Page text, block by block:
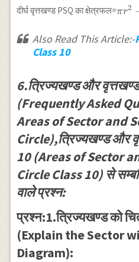
\frac{\theta}
{2} \\
PM=r \sin
\frac{\theta}
\cos
\frac{\theta}
{2}\right] \\
=\frac{\pi r^2
\theta}
{360^{\circ}}-
r^2 \sin
\frac{\theta}
{2} \cos
\frac{\theta}
{2} \\
=\frac{\pi r^2
\theta}
{360^{\circ}}-
\frac{r^2}{2}
r^2 \theta}
\frac{r^2}{2}
\sin
दीर्घ वृत्तखण्ड PSQ का क्षेत्रफल=\pi
πr2
Also Read This Article:-
Class 10
6.त्रिज्यखण्ड और
(Frequently Asked
Areas of Sector and
Circle),त्रिज्यखण्ड और
10 (Areas of Sector
Circle Class 10) से
वाले प्रश्न:
प्रश्न:1.त्रिज्यखण्ड को
(Explain the Sector
Diagram):